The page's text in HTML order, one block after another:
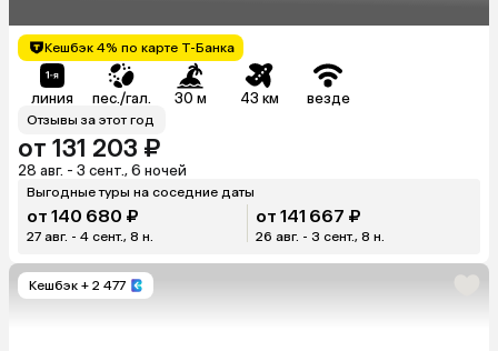
Кешбэк 4% по карте Т-Банка
линия пес./гал. 30 м 43 км везде
Отзывы за этот год
от 131 203 ₽
28 авг. - 3 сент., 6 ночей
Выгодные туры на соседние даты
от 140 680 ₽
27 авг. - 4 сент., 8 н.
от 141 667 ₽
26 авг. - 3 сент., 8 н.
Кешбэк + 2 477